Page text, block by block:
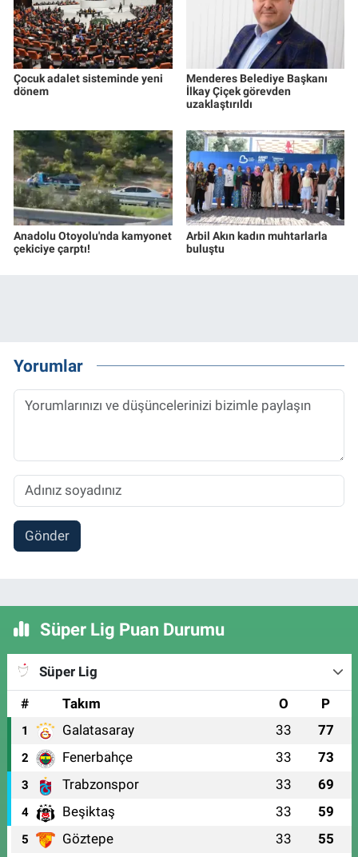
Çocuk adalet sisteminde yeni
dönem
Menderes Belediye Başkanı
İlkay Çiçek görevden
uzaklaştırıldı
Anadolu Otoyolu'nda kamyonet
çekiciye çarptı!
Arbil Akın kadın muhtarlarla
buluştu
Yorumlar
Gönder
Süper Lig Puan Durumu
Süper Lig
#
Takım O P
1 Galatasaray 33 77
2 Fenerbahçe 33 73
3 Trabzonspor 33 69
4 Beşiktaş 33 59
5 Göztepe 33 55